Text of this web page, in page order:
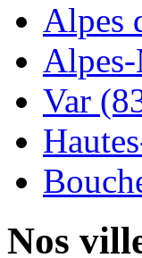
Alpes
Var
Nos